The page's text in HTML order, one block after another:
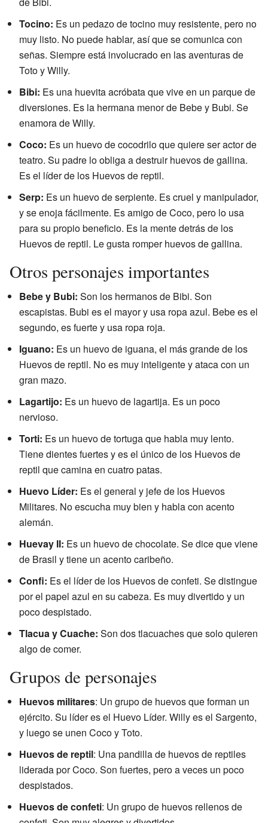
Tocino: Es un pedazo de tocino muy resistente, pero no
muy listo. No puede hablar, así que se comunica con
señas. Siempre está involucrado en las aventuras de
Toto y Willy.
Bibi: Es una huevita acróbata que vive en un parque de
diversiones. Es la hermana menor de Bebe y Bubi. Se
enamora de Willy.
Coco: Es un huevo de cocodrilo que quiere ser actor de
teatro. Su padre lo obliga a destruir huevos de gallina.
Es el líder de los Huevos de reptil.
Serp: Es un huevo de serpiente. Es cruel y manipulador,
y se enoja fácilmente. Es amigo de Coco, pero lo usa
para su propio beneficio. Es la mente detrás de los
Huevos de reptil. Le gusta romper huevos de gallina.
Otros personajes importantes
Bebe y Bubi: Son los hermanos de Bibi. Son
escapistas. Bubi es el mayor y usa ropa azul. Bebe es el
segundo, es fuerte y usa ropa roja.
Iguano: Es un huevo de iguana, el más grande de los
Huevos de reptil. No es muy inteligente y ataca con un
gran mazo.
Lagartijo: Es un huevo de lagartija. Es un poco
nervioso.
Torti: Es un huevo de tortuga que habla muy lento.
Tiene dientes fuertes y es el único de los Huevos de
reptil que camina en cuatro patas.
Huevo Líder: Es el general y jefe de los Huevos
Militares. No escucha muy bien y habla con acento
alemán.
Huevay II: Es un huevo de chocolate. Se dice que viene
de Brasil y tiene un acento caribeño.
Confi: Es el líder de los Huevos de confeti. Se distingue
por el papel azul en su cabeza. Es muy divertido y un
poco despistado.
Tlacua y Cuache: Son dos tlacuaches que solo quieren
algo de comer.
Grupos de personajes
Huevos militares: Un grupo de huevos que forman un
ejército. Su líder es el Huevo Líder. Willy es el Sargento,
y luego se unen Coco y Toto.
Huevos de reptil: Una pandilla de huevos de reptiles
liderada por Coco. Son fuertes, pero a veces un poco
despistados.
Huevos de confeti: Un grupo de huevos rellenos de